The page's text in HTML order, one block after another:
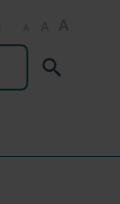
A A A
Suchen